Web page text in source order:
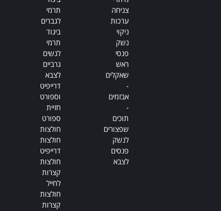
צניחה
ערכות
ניקוי
נשק
פנסי
ראש
שאקלים
-
אבזמים
-
תוכים
שפצורים
לנשק
פנסים
לצבא
תרמי
לגברים
ביגוד
תרמי
לנשים
גרביים
לצבא
דרייפיט
וספורט
חזיית
ספורט
חולצות
חולצות
דרייפיט
חולצות
קצרות
לחייל
חולצות
קצרות